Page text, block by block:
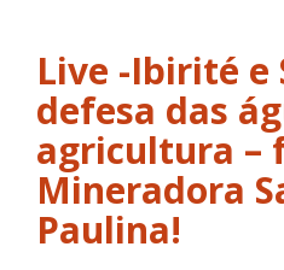
Live -Ibirité e
defesa das
agricultura –
Mineradora
Paulina!